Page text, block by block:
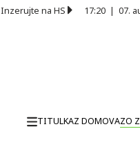
Inzerujte na HS 17:20 | 07.
TITULKAZ DOMOVAZO